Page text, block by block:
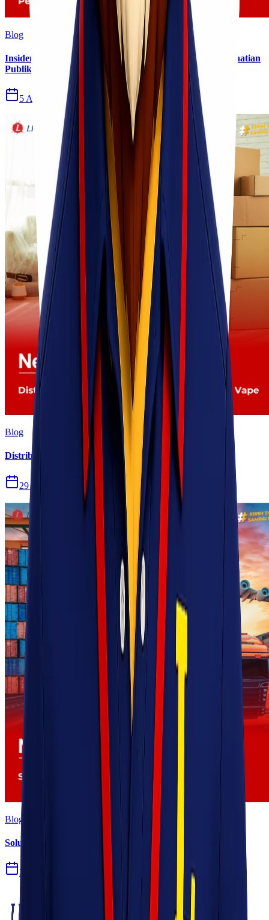
Blog
Insiden Kebakaran KM Mutiara Sentosa II Menjadi Perhatian
Publik
5 Agu 2026
Blog
Distribusi Pengiriman Rokok Elektronik atau Vape
29 Jul 2026
Blog
Solusi Logistik untuk Perusahaan Manufaktur
27 Jul 2026